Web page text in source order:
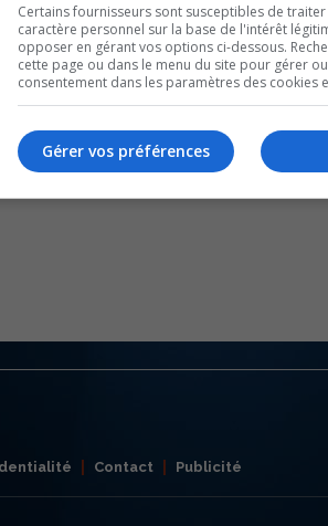
Contact Publicité
Certains fournisseurs sont susceptibles de
caractère personnel sur la base de l'intérêt
opposer en gérant vos options ci-dessous.
cette page ou dans le menu du site pour gérer
consentement dans les paramètres des cookies
Gérer vos préférences